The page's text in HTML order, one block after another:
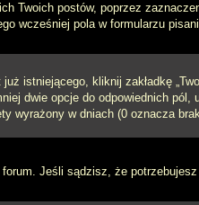
Twoich postów, poprzez
wcześniej pola w formularzu
istniejącego, kliknij zakładkę
dwie opcje do odpowiednich
wyrażony w dniach (0 oznacza
Jeśli sądzisz, że